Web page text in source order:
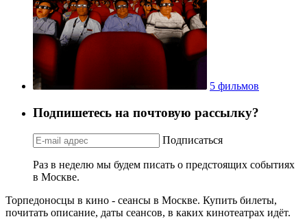
5 фильмов
Подпишетесь на почтовую рассылку?
Подписаться
Раз в неделю мы будем писать о предстоящих событиях
в Москве.
Торпедоносцы в кино - сеансы в Москве. Купить билеты,
почитать описание, даты сеансов, в каких кинотеатрах идёт.